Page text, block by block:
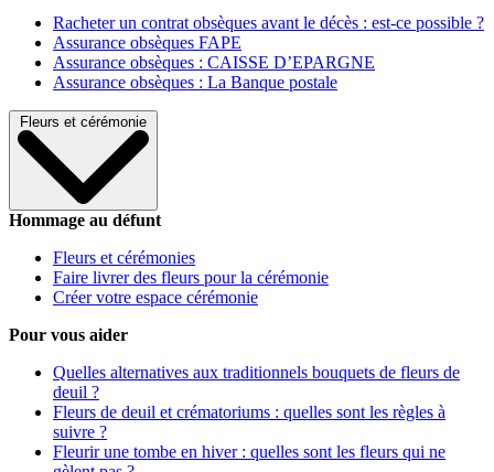
Racheter un contrat obsèques avant le décès : est-ce possible ?
Assurance obsèques FAPE
Assurance obsèques : CAISSE D’EPARGNE
Assurance obsèques : La Banque postale
Fleurs et cérémonie
Hommage au défunt
Fleurs et cérémonies
Faire livrer des fleurs pour la cérémonie
Créer votre espace cérémonie
Pour vous aider
Quelles alternatives aux traditionnels bouquets de fleurs de
deuil ?
Fleurs de deuil et crématoriums : quelles sont les règles à
suivre ?
Fleurir une tombe en hiver : quelles sont les fleurs qui ne